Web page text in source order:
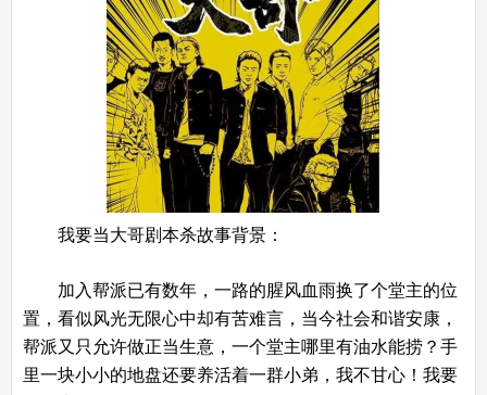
我要当大哥剧本杀故事背景：
加入帮派已有数年，一路的腥风血雨换了个堂主的位
置，看似风光无限心中却有苦难言，当今社会和谐安康，
帮派又只允许做正当生意，一个堂主哪里有油水能捞？手
里一块小小的地盘还要养活着一群小弟，我不甘心！我要